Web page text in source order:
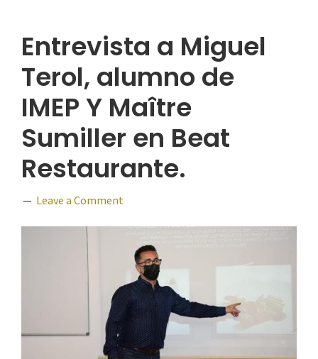
Entrevista a Miguel
Terol, alumno de
IMEP Y Maître
Sumiller en Beat
Restaurante.
Leave a Comment